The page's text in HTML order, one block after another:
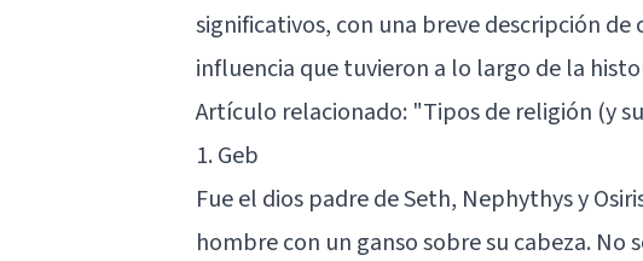
significativos, con una breve descripción de
influencia que tuvieron a lo largo de la
Artículo relacionado: "Tipos de religión (y
1. Geb
Fue el dios padre de Seth, Nephythys y
hombre con un ganso sobre su cabeza.